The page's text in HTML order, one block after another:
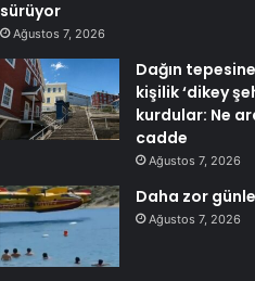
sürüyor
Ağustos 7, 2026
Dağın
kişilik ‘dikey
kurdular: Ne
cadde
Ağustos 7, 2026
Daha zor
Ağustos 7, 2026